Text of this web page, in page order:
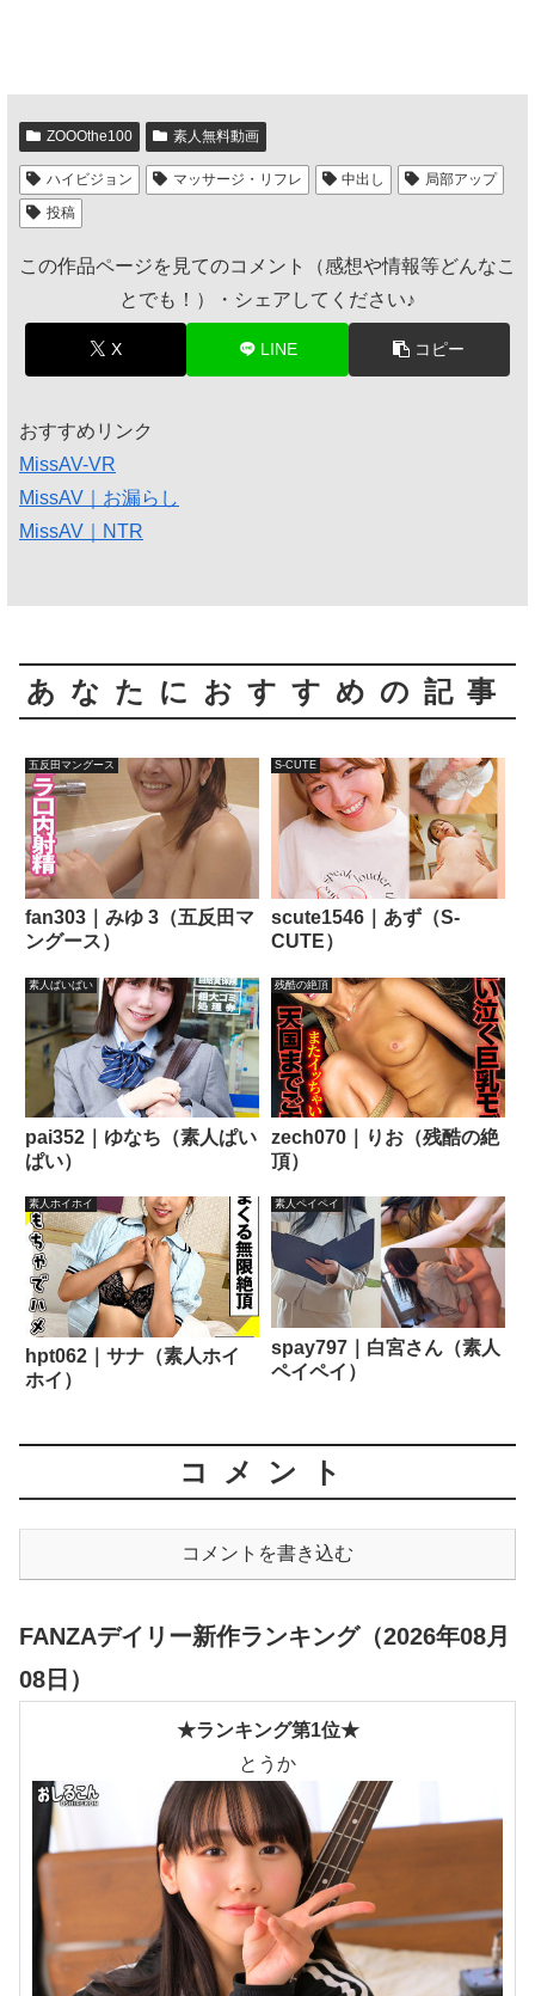
ZOOOthe100 素人無料動画
ハイビジョン マッサージ・リフレ 中出し
局部アップ
投稿
この作品ページを見てのコメント（感想や情報等どんなこ
とでも！）・シェアしてください♪
X LINE コピー
おすすめリンク
MissAV-VR
MissAV｜お漏らし
MissAV｜NTR
あなたにおすすめの記事
五反田マングース
fan303｜みゆ 3（五反田マ
ングース）
S-CUTE
scute1546｜あず（S-
CUTE）
素人ぱいぱい
pai352｜ゆなち（素人ぱい
ぱい）
残酷の絶頂
zech070｜りお（残酷の絶
頂）
素人ホイホイ
hpt062｜サナ（素人ホイ
ホイ）
素人ペイペイ
spay797｜白宮さん（素人
ペイペイ）
コメント
コメントを書き込む
FANZAデイリー新作ランキング（2026年08月
08日）
★ランキング第1位★
とうか